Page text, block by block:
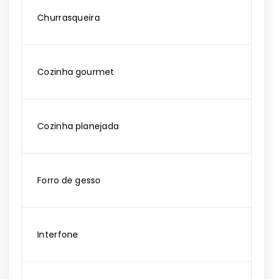
Churrasqueira
Cozinha gourmet
Cozinha planejada
Forro de gesso
Interfone